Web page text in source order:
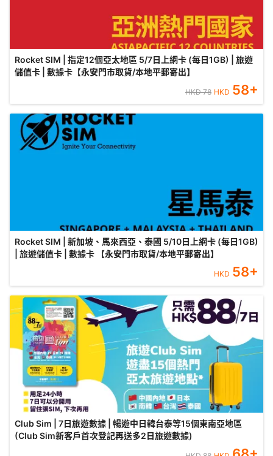
Rocket SIM | 指定12個亞太地區 5/7日上網卡 (每日1GB) | 旅遊
儲值卡 | 數據卡【永安門市取貨/本地平郵寄出】
HKD78 HKD 58+
Rocket SIM | 新加坡、馬來西亞、泰國 5/10日上網卡 (每日1GB)
| 旅遊儲值卡 | 數據卡 【永安門市取貨/本地平郵寄出】
HKD 58+
Club Sim | 7日旅遊數據 | 暢遊中日韓台泰等15個東南亞地區
(Club Sim新客戶首次登記再送多2日旅遊數據)